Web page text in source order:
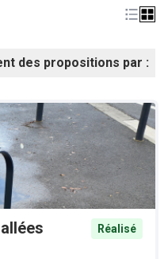
des propositions par :
Réalisé